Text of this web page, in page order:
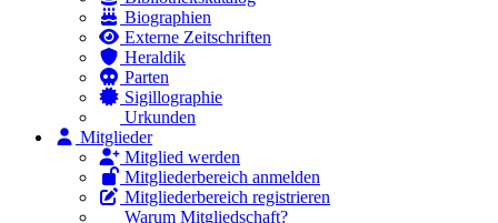
Biographien
Externe Zeitschriften
Heraldik
Parten
Sigillographie
Urkunden
Mitglieder
Mitglied werden
Mitgliederbereich anmelden
Mitgliederbereich registrieren
Warum Mitgliedschaft?